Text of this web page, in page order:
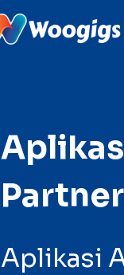
Aplikasi